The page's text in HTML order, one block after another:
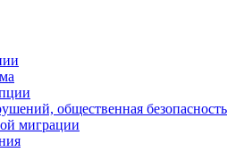
общественная безопасность
миграции